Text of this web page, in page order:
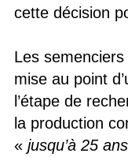
cette décision
Les
mise au point
l’étape de
la production
« jusqu’à 25